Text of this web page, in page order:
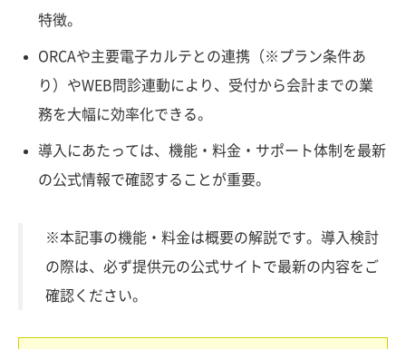
特徴。
ORCAや主要電子カルテとの連携（※プラン条件あ
り）やWEB問診連動により、受付から会計までの業
務を大幅に効率化できる。
導入にあたっては、機能・料金・サポート体制を最新
の公式情報で確認することが重要。
※本記事の機能・料金は概要の解説です。導入検討
の際は、必ず提供元の公式サイトで最新の内容をご
確認ください。